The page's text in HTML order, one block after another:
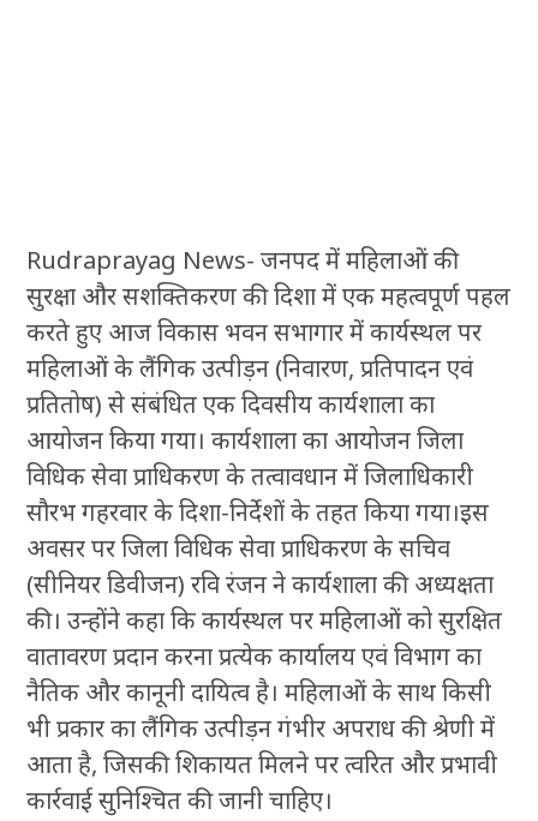
Rudraprayag News- जनपद में महिलाओं की
सुरक्षा और सशक्तिकरण की दिशा में एक महत्वपूर्ण पहल
करते हुए आज विकास भवन सभागार में कार्यस्थल पर
महिलाओं के लैंगिक उत्पीड़न (निवारण, प्रतिपादन एवं
प्रतितोष) से संबंधित एक दिवसीय कार्यशाला का
आयोजन किया गया। कार्यशाला का आयोजन जिला
विधिक सेवा प्राधिकरण के तत्वावधान में जिलाधिकारी
सौरभ गहरवार के दिशा-निर्देशों के तहत किया गया।इस
अवसर पर जिला विधिक सेवा प्राधिकरण के सचिव
(सीनियर डिवीजन) रवि रंजन ने कार्यशाला की अध्यक्षता
की। उन्होंने कहा कि कार्यस्थल पर महिलाओं को सुरक्षित
वातावरण प्रदान करना प्रत्येक कार्यालय एवं विभाग का
नैतिक और कानूनी दायित्व है। महिलाओं के साथ किसी
भी प्रकार का लैंगिक उत्पीड़न गंभीर अपराध की श्रेणी में
आता है, जिसकी शिकायत मिलने पर त्वरित और प्रभावी
कार्रवाई सुनिश्चित की जानी चाहिए।